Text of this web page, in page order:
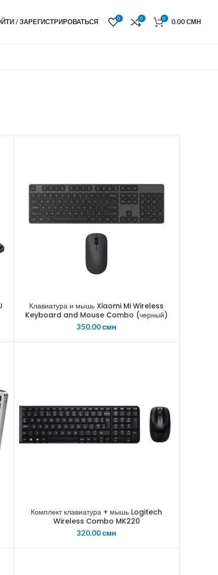
/ ЗАРЕГИСТРИРОВАТЬСЯ 0 0 0 0.00СМН
Клавиатура и мышь Xiaomi Mi Wireless
Keyboard and Mouse Combo (черный)
350.00смн
Комплект клавиатура + мышь Logitech
Wireless Combo MK220
320.00смн